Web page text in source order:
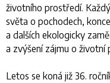
životního prostředí.
světa o pochodech,
a dalších ekologicky
a zvýšení zájmu o životní
Letos se koná již 36.